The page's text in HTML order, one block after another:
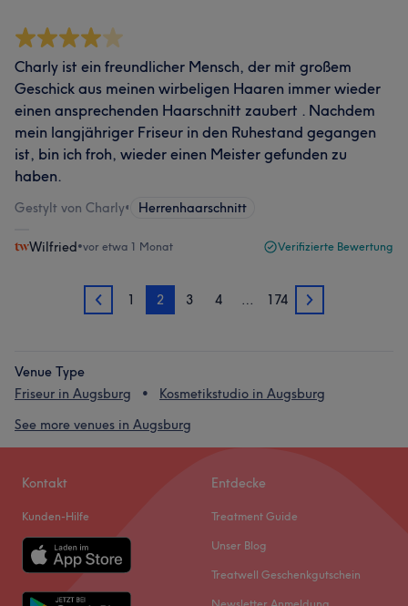
Charly ist ein freundlicher Mensch, der mit großem
Geschick aus meinen wirbeligen Haaren immer wieder
einen ansprechenden Haarschnitt zaubert . Nachdem
mein langjähriger Friseur in den Ruhestand gegangen
ist, bin ich froh, wieder einen Meister gefunden zu
haben.
Gestylt von Charly• Herrenhaarschnitt
Wilfried•vor etwa 1 Monat Verifizierte Bewertung
1 1 2 3 4 … 174 3
Venue Type
Friseur in Augsburg
Kosmetikstudio in Augsburg
See more venues in Augsburg
Kontakt
Kunden-Hilfe
Entdecke
Treatment Guide
Unser Blog
Treatwell Geschenkgutschein